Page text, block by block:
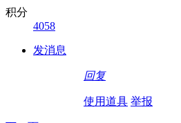
积分
4058
发消息
回复
使用道具 举报